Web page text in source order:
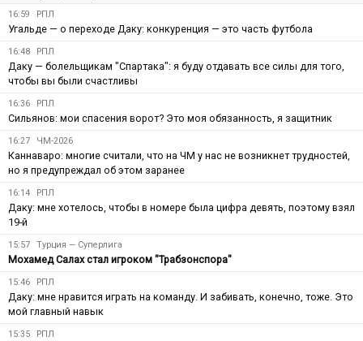
16:59 РПЛ
Угальде — о переходе Даку: конкуренция — это часть футбола
16:48 РПЛ
Даку — болельщикам "Спартака": я буду отдавать все силы для того,
чтобы вы были счастливы
16:36 РПЛ
Сильянов: мои спасения ворот? Это моя обязанность, я защитник
16:27 ЧМ-2026
Каннаваро: многие считали, что на ЧМ у нас не возникнет трудностей,
но я предупреждал об этом заранее
16:14 РПЛ
Даку: мне хотелось, чтобы в номере была цифра девять, поэтому взял
19-й
15:57 Турция — Суперлига
Мохамед Салах стал игроком "Трабзонспора"
15:46 РПЛ
Даку: мне нравится играть на команду. И забивать, конечно, тоже. Это
мой главный навык
15:35 РПЛ